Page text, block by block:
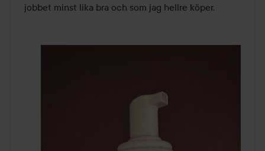
jobbet minst lika bra och som jag hellre köper.